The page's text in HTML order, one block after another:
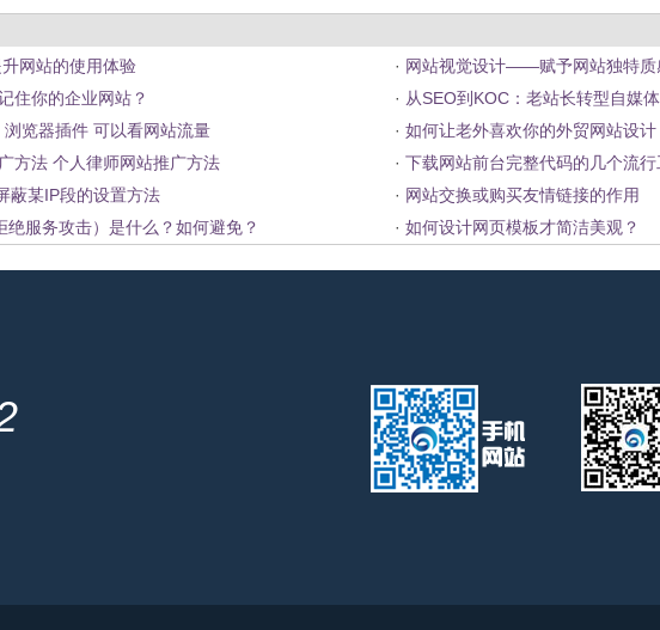
网站的使用体验 · 网站视觉设计——赋予网站独特质
住你的企业网站？ · 从SEO到KOC：老站长转型自媒
览器插件 可以看网站流量 · 如何让老外喜欢你的外贸网站设计
方法 个人律师网站推广方法 · 下载网站前台完整代码的几个流行
蔽某IP段的设置方法 · 网站交换或购买友情链接的作用
绝服务攻击）是什么？如何避免？ · 如何设计网页模板才简洁美观？